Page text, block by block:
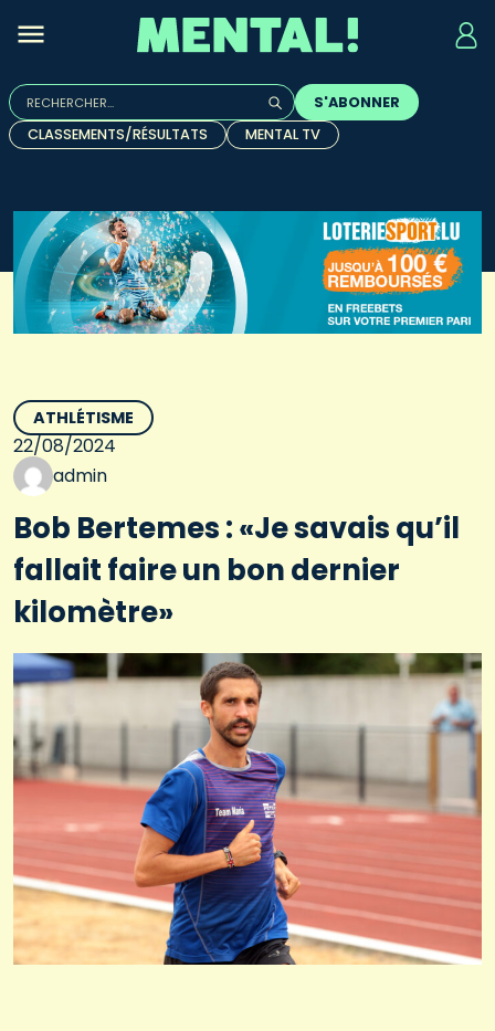
Rechercher :
Quand les résultats de l'auto-complétion sont
S'ABONNER
CLASSEMENTS/RÉSULTATS
MENTAL TV
ATHLÉTISME
22/08/2024
admin
Bob Bertemes : «Je savais qu’il
fallait faire un bon dernier
kilomètre»